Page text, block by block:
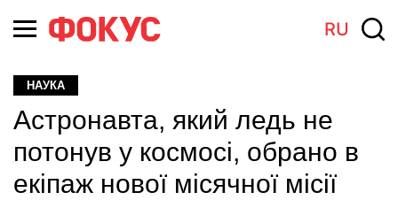
RU
НАУКА
Астронавта, який ледь не
потонув у космосі, обрано в
екіпаж нової місячної місії